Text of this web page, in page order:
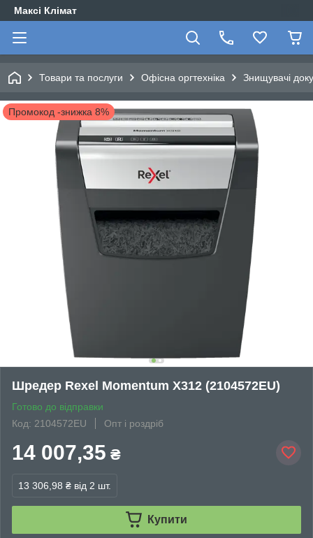
Максі Клімат
Товари та послуги Офісна оргтехніка Знищувачі
Промокод -знижка 8%
Шредер Rexel Momentum X312 (2104572EU)
Готово до відправки
Код: 2104572EU
Опт і роздріб
14 007,35 ₴
13 306,98 ₴ від 2 шт.
Купити